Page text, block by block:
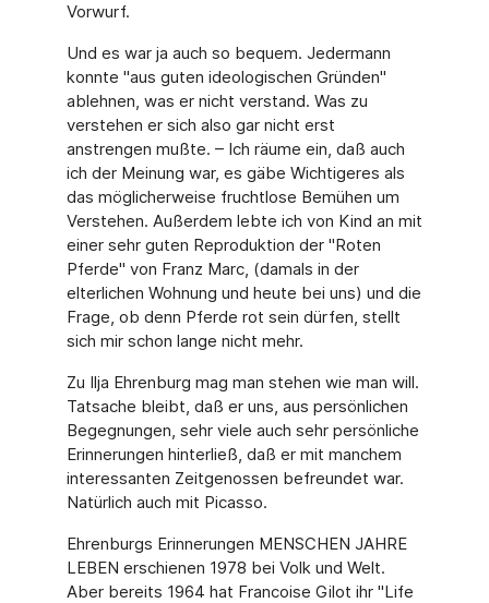
Vorwurf.
Und es war ja auch so bequem. Jedermann
konnte "aus guten ideologischen Gründen"
ablehnen, was er nicht verstand. Was zu
verstehen er sich also gar nicht erst
anstrengen mußte. – Ich räume ein, daß auch
ich der Meinung war, es gäbe Wichtigeres als
das möglicherweise fruchtlose Bemühen um
Verstehen. Außerdem lebte ich von Kind an mit
einer sehr guten Reproduktion der "Roten
Pferde" von Franz Marc, (damals in der
elterlichen Wohnung und heute bei uns) und die
Frage, ob denn Pferde rot sein dürfen, stellt
sich mir schon lange nicht mehr.
Zu Ilja Ehrenburg mag man stehen wie man will.
Tatsache bleibt, daß er uns, aus persönlichen
Begegnungen, sehr viele auch sehr persönliche
Erinnerungen hinterließ, daß er mit manchem
interessanten Zeitgenossen befreundet war.
Natürlich auch mit Picasso.
Ehrenburgs Erinnerungen MENSCHEN JAHRE
LEBEN erschienen 1978 bei Volk und Welt.
Aber bereits 1964 hat Francoise Gilot ihr "Life